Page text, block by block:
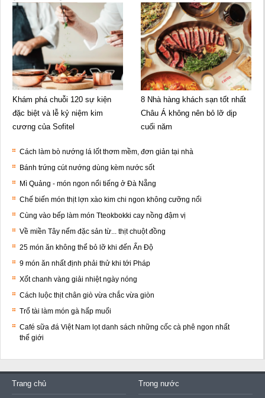
Khám phá chuỗi 120 sự kiện
đặc biệt và lễ kỷ niệm kim
cương của Sofitel
8 Nhà hàng khách sạn tốt nhất
Châu Á không nên bỏ lỡ dịp
cuối năm
Cách làm bò nướng lá lốt thơm mềm, đơn giản tại nhà
Bánh trứng cút nướng dùng kèm nước sốt
Mì Quảng - món ngon nổi tiếng ở Đà Nẵng
Chế biến món thịt lợn xào kim chi ngon không cưỡng nổi
Cùng vào bếp làm món Tteokbokki cay nồng đậm vị
Về miền Tây nếm đặc sản từ... thịt chuột đồng
25 món ăn không thể bỏ lỡ khi đến Ấn Độ
9 món ăn nhất định phải thử khi tới Pháp
Xốt chanh vàng giải nhiệt ngày nóng
Cách luộc thịt chân giò vừa chắc vừa giòn
Trổ tài làm món gà hấp muối
Café sữa đá Việt Nam lọt danh sách những cốc cà phê ngon nhất
thế giới
Trang chủ Trong nước